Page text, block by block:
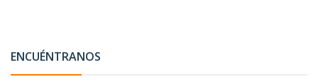
ENCUÉNTRANOS